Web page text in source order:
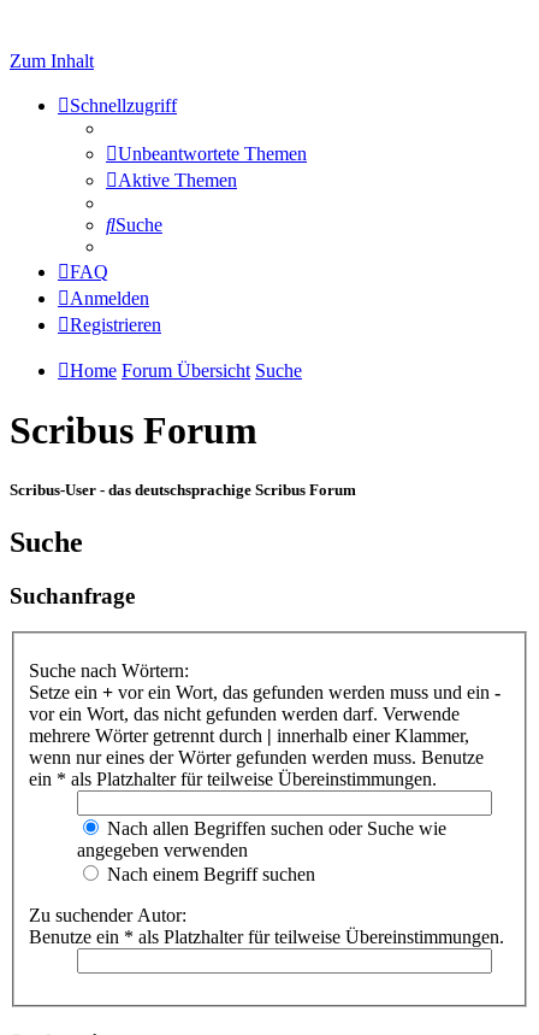
Zum Inhalt
Schnellzugriff
Unbeantwortete Themen
Aktive Themen
Suche
FAQ
Anmelden
Registrieren
Home Forum Übersicht Suche
Scribus Forum
Scribus-User - das deutschsprachige Scribus Forum
Suche
Suchanfrage
Suche nach Wörtern:
Setze ein + vor ein Wort, das gefunden werden muss und ein -
vor ein Wort, das nicht gefunden werden darf. Verwende
mehrere Wörter getrennt durch | innerhalb einer Klammer,
wenn nur eines der Wörter gefunden werden muss. Benutze
ein * als Platzhalter für teilweise Übereinstimmungen.
Nach allen Begriffen suchen oder Suche wie
angegeben verwenden
Nach einem Begriff suchen
Zu suchender Autor:
Benutze ein * als Platzhalter für teilweise Übereinstimmungen.